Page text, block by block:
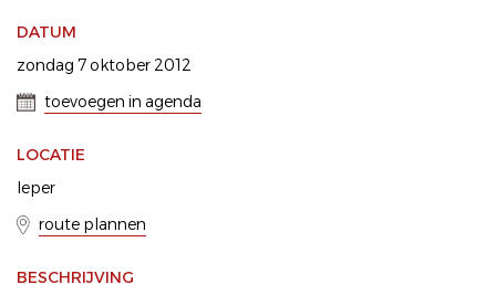
DATUM
zondag 7 oktober 2012
toevoegen in agenda
LOCATIE
Ieper
route plannen
BESCHRIJVING